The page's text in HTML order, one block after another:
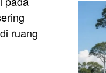
ruang